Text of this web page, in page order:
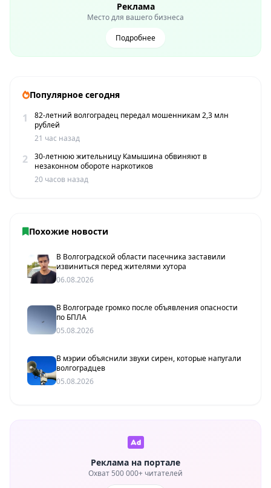
Реклама
Место для вашего бизнеса
Подробнее
Популярное сегодня
1
82-летний волгоградец передал мошенникам 2,3 млн
рублей
21 час назад
2
30-летнюю жительницу Камышина обвиняют в
незаконном обороте наркотиков
20 часов назад
Похожие новости
В Волгоградской области пасечника заставили
извиниться перед жителями хутора
06.08.2026
В Волгограде громко после объявления опасности
по БПЛА
05.08.2026
В мэрии объяснили звуки сирен, которые напугали
волгоградцев
05.08.2026
Реклама на портале
Охват 500 000+ читателей